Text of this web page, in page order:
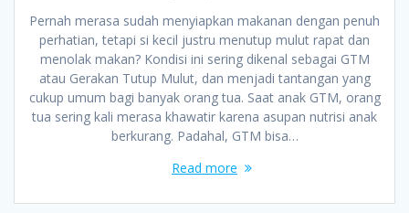
Pernah merasa sudah menyiapkan makanan dengan penuh
perhatian, tetapi si kecil justru menutup mulut rapat dan
menolak makan? Kondisi ini sering dikenal sebagai GTM
atau Gerakan Tutup Mulut, dan menjadi tantangan yang
cukup umum bagi banyak orang tua. Saat anak GTM, orang
tua sering kali merasa khawatir karena asupan nutrisi anak
berkurang. Padahal, GTM bisa…
Read more